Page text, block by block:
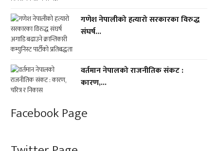
गणेश नेपालीको हत्यारो सरकारका विरुद्ध
संघर्ष...
वर्तमान नेपालको राजनीतिक संकट :
कारण,...
Facebook Page